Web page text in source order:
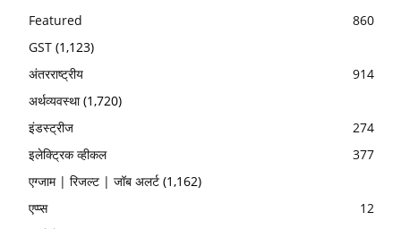
Featured
860
GST (1,123)
अंतरराष्ट्रीय
914
अर्थव्यवस्था(1,720)
इंडस्ट्रीज
274
इलेक्ट्रिक व्हीकल
377
एग्जाम | रिजल्ट | जॉब अलर्ट (1,162)
एप्प्स
12